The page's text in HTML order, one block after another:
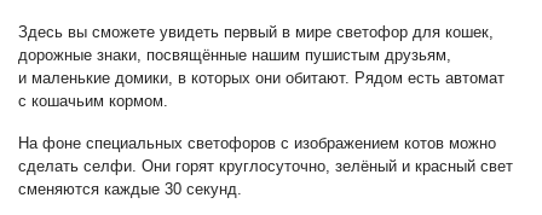
Здесь вы сможете увидеть первый в мире светофор для кошек,
дорожные знаки, посвящённые нашим пушистым друзьям,
и маленькие домики, в которых они обитают. Рядом есть автомат
с кошачьим кормом.
На фоне специальных светофоров с изображением котов можно
сделать селфи. Они горят круглосуточно, зелёный и красный свет
сменяются каждые 30 секунд.